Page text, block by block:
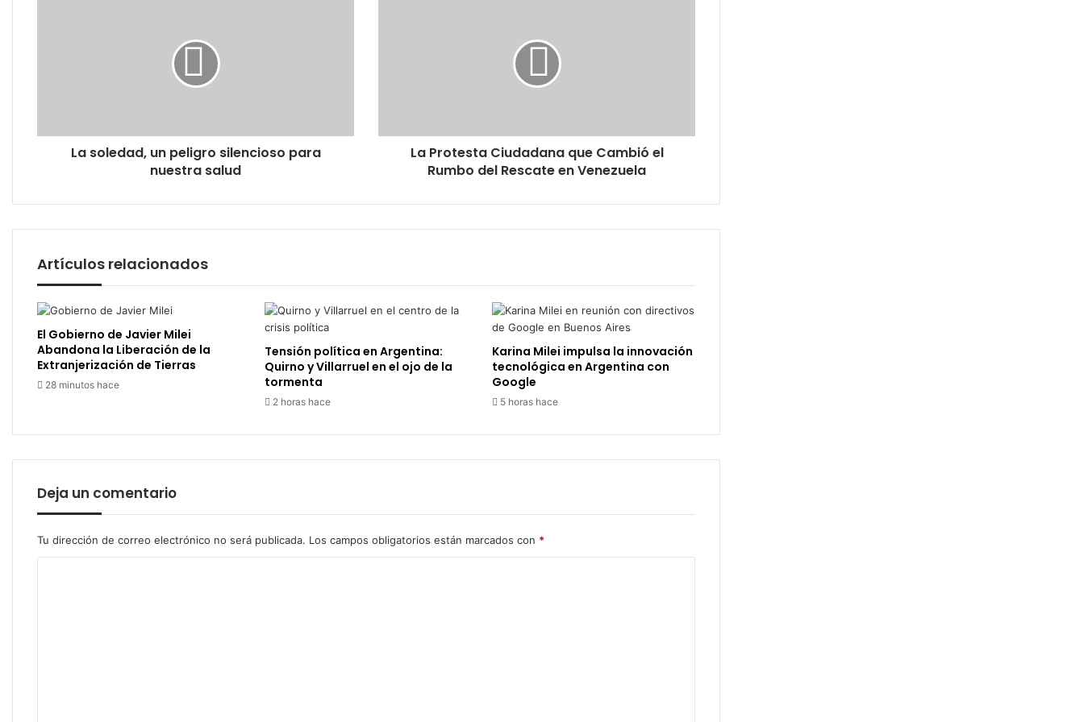
La soledad, un peligro silencioso para
nuestra salud
Rescate
Venezuela
La Protesta Ciudadana que Cambió el
Rumbo del Rescate en Venezuela
Artículos relacionados
El Gobierno de Javier Milei
Abandona la Liberación de la
Extranjerización de Tierras
28 minutos hace
Tensión política en Argentina:
Quirno y Villarruel en el ojo de la
tormenta
2 horas hace
Karina Milei impulsa la innovación
tecnológica en Argentina con
Google
5 horas hace
Deja un comentario
Tu dirección de correo electrónico no será publicada. Los campos obligatorios están marcados con *